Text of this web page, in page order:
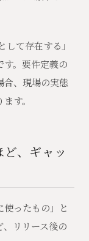
して存在する」
す。要件定義の
合、現場の実態
す。
、ギャッ
ったもの」と
、リリース後の